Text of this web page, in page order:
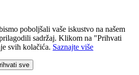
poboljšali vaše iskustvo na našem
sadržaj. Klikom na "Prihvati
svih kolačića. Saznajte više
sve